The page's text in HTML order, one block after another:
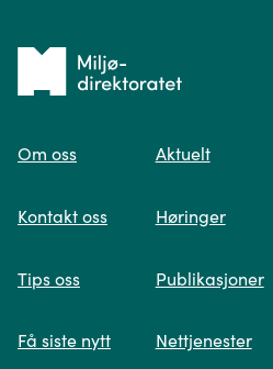
Spør oss
søk og viser deg vår
Tilbake
forsiden
Om oss
Kontakt oss
Tips oss
Få siste nytt
Aktuelt
Høringer
Publikasjoner
Nettjenester